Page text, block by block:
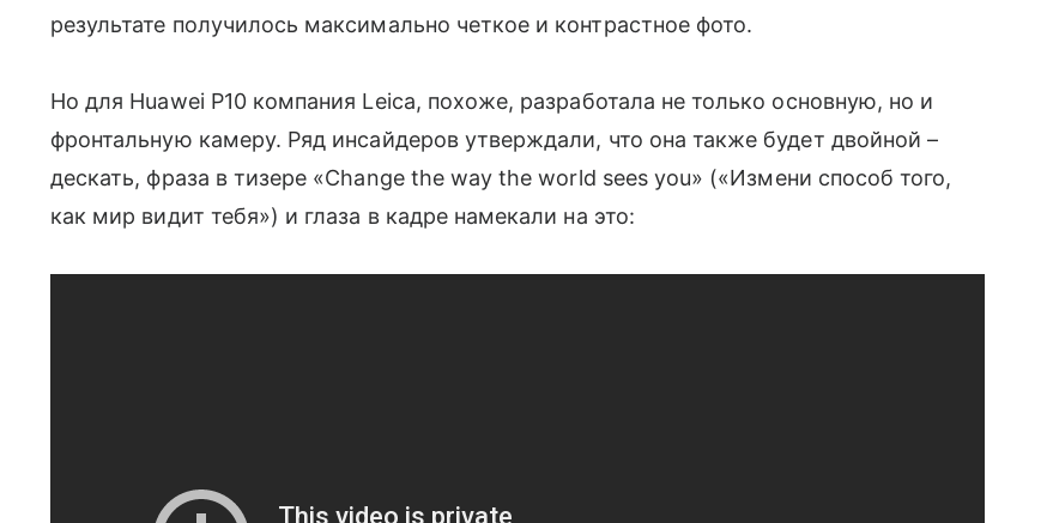
результате получилось максимально четкое и контрастное фото.
Но для Huawei P10 компания Leica, похоже, разработала не только основную, но и
фронтальную камеру. Ряд инсайдеров утверждали, что она также будет двойной –
дескать, фраза в тизере «Change the way the world sees you» («Измени способ того,
как мир видит тебя») и глаза в кадре намекали на это: